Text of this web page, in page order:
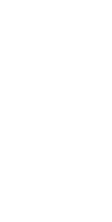
Наш сайт использует
и повысить
сайтом, вы